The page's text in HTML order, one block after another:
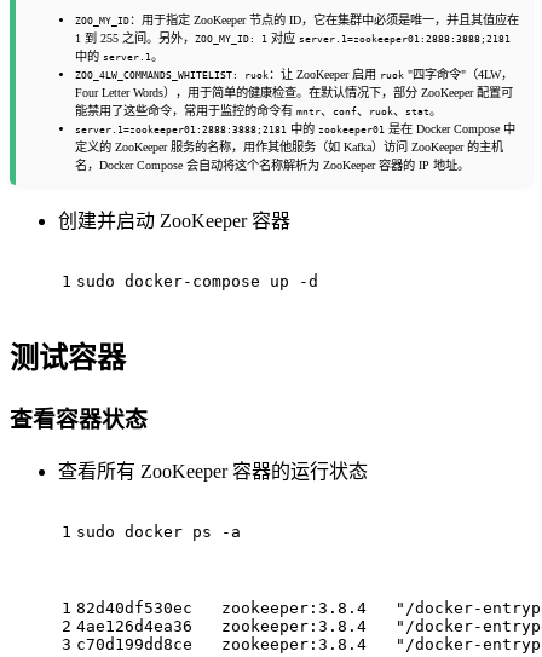
ZOO_MY_ID：用于指定 ZooKeeper 节点的 ID，它在集群中必须是唯一，并且其值应在
1 到 255 之间。另外，ZOO_MY_ID: 1 对应server.1=zookeeper01:2888:3888;2181
中的server.1。
ZOO_4LW_COMMANDS_WHITELIST: ruok：让 ZooKeeper 启用 ruok "四字命令"（4LW，
Four Letter Words），用于简单的健康检查。在默认情况下，部分 ZooKeeper 配置可
能禁用了这些命令，常用于监控的命令有mntr、conf、 ruok、stat。
server.1=zookeeper01:2888:3888;2181 中的zookeeper01 是在 Docker Compose 中
定义的 ZooKeeper 服务的名称，用作其他服务（如 Kafka）访问 ZooKeeper 的主机
名，Docker Compose 会自动将这个名称解析为 ZooKeeper 容器的 IP 地址。
创建并启动 ZooKeeper 容器
1 sudo docker-compose up -d
测试容器
查看容器状态
查看所有 ZooKeeper 容器的运行状态
1 sudo docker ps -a
1
2
3
82d40df530ec   zookeeper:3.8.4
"/docker-
4ae126d4ea36   zookeeper:3.8.4
"/docker-
c70d199dd8ce   zookeeper:3.8.4
"/docker-